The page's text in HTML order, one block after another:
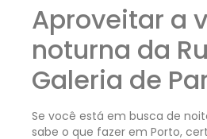
Aproveitar a
noturna da
Galeria de
Se você está em busca de
sabe o que fazer em Porto,